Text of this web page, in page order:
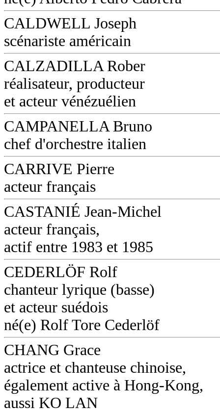
CALDWELL Joseph
scénariste américain
CALZADILLA Rober
réalisateur, producteur
et acteur vénézuélien
CAMPANELLA Bruno
chef d'orchestre italien
CARRIVE Pierre
acteur français
CASTANIÉ Jean-Michel
acteur français,
actif entre 1983 et 1985
CEDERLÖF Rolf
chanteur lyrique (basse)
et acteur suédois
né(e) Rolf Tore Cederlöf
CHANG Grace
actrice et chanteuse chinoise,
également active à Hong-Kong,
aussi KO LAN